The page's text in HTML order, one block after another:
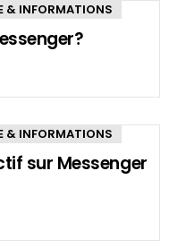
& INFORMATIONS
& INFORMATIONS
sur Messenger